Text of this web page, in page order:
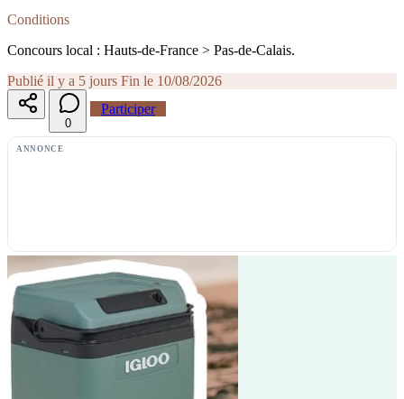
Conditions
Concours local : Hauts-de-France > Pas-de-Calais.
Publié il y a 5 jours Fin le 10/08/2026
0
Participer
ANNONCE